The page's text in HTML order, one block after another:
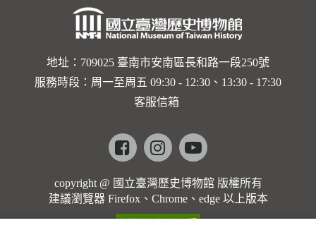
地址：709025 臺南市安南區長和路一段250號
服務時段：周一至周五 09:30 - 12:30、13:30 - 17:30
客服信箱
Facebookinstagramyoutube
copyright @ 國立臺灣歷史博物館 版權所有
建議瀏覽器 Firefox、Chrome、edge 以上版本